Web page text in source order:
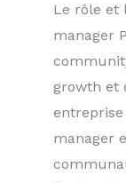
Le rôle et
manager
growth et
manager